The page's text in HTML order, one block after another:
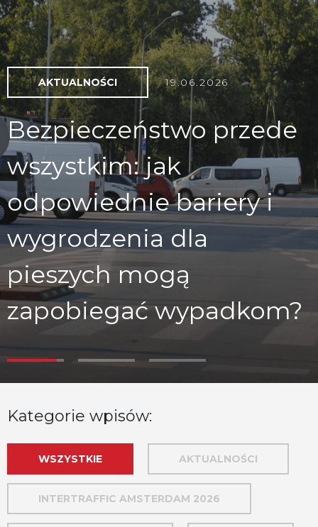
AKTUALNOŚCI 19.06.2026
Bezpieczeństwo przede
wszystkim: jak
odpowiednie bariery i
wygrodzenia dla
pieszych mogą
zapobiegać wypadkom?
Kategorie wpisów:
WSZYSTKIE AKTUALNOŚCI
INTERTRAFFIC AMSTERDAM 2026